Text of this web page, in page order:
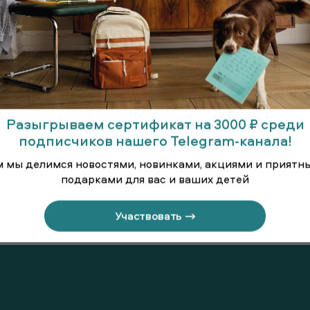
Куртка удлинённая Куртка
Разыгрываем сертификат на 3000 ₽ среди
подписчиков нашего Telegram-канала!
мы делимся новостями, новинками, акциями и
подарками для вас и ваших детей
Участвовать →